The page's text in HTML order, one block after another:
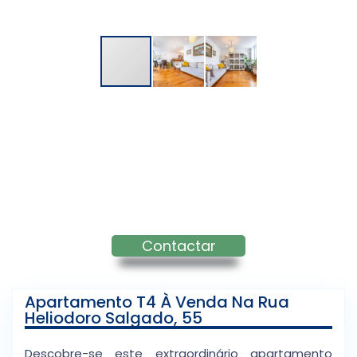
Contactar
Apartamento T4 À Venda Na Rua
Heliodoro Salgado, 55